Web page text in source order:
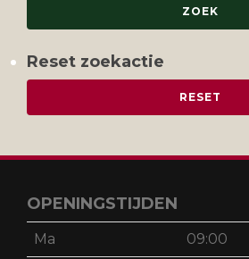
Reset zoekactie
OPENINGSTIJDEN
Ma 09:00